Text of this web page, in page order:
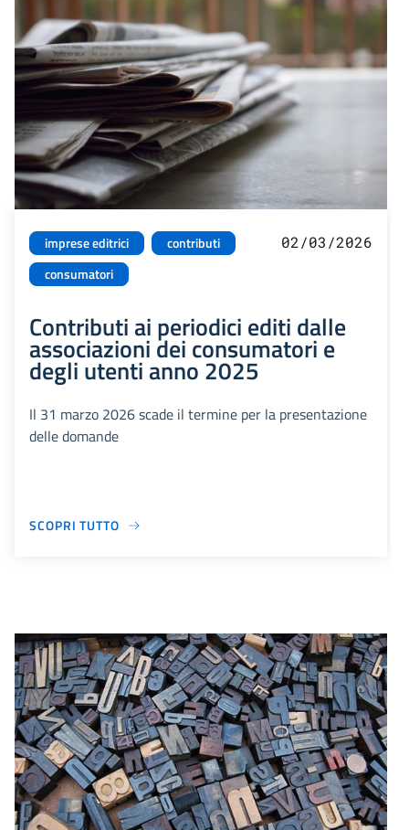
imprese editrici
contributi
consumatori
02/03/2026
Contributi ai periodici editi dalle
associazioni dei consumatori e
degli utenti anno 2025
Il 31 marzo 2026 scade il termine per la presentazione
delle domande
SCOPRI TUTTO